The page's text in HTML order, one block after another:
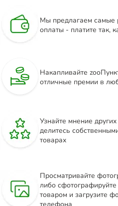
Мы предлагаем самые
оплаты - платите так,
Накапливайте
отличные премии в
Узнайте мнение
делитесь
товарах
Просматривайте
либо
товаром и загрузите